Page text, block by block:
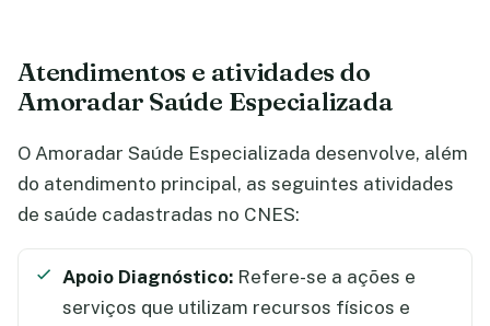
Atendimentos e atividades do
Amoradar Saúde Especializada
O Amoradar Saúde Especializada desenvolve, além
do atendimento principal, as seguintes atividades
de saúde cadastradas no CNES:
Apoio Diagnóstico: Refere-se a ações e
serviços que utilizam recursos físicos e